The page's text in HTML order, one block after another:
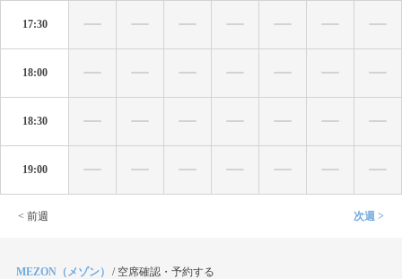
17:30
18:00
18:30
19:00
< 前週 次週 >
MEZON（メゾン） / 空席確認・予約する